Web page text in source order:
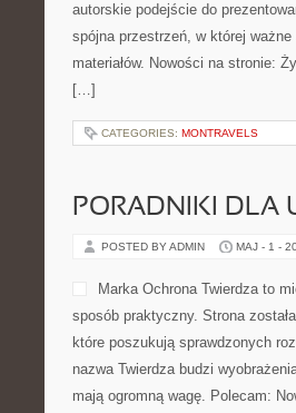
autorskie podejście do
spójna przestrzeń, w której
materiałów. Nowości na stronie:
[…]
CATEGORIES: MONTRAVELS
PORADNIKI DLA
POSTED BY ADMIN MAJ - 1 -
Marka Ochrona Twierdza to
sposób praktyczny. Strona
które poszukują sprawdzonych
nazwa Twierdza budzi
mają ogromną wagę. Polecam: